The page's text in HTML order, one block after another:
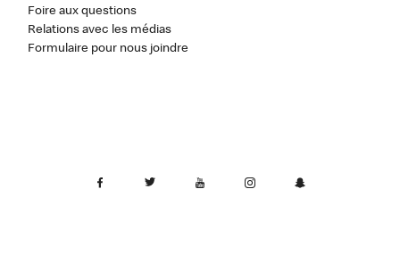
Foire aux questions
Relations avec les médias
Formulaire pour nous joindre